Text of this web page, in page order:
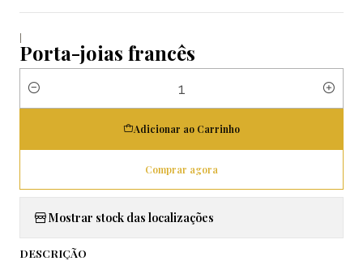
|
Porta-joias francês
Quantidade
Adicionar ao Carrinho
Comprar agora
Mostrar stock das localizações
DESCRIÇÃO